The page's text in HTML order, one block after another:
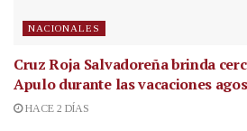
NACIONALES
Cruz Roja Salvadoreña brinda
Apulo durante las vacaciones
HACE 2 DÍAS